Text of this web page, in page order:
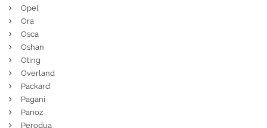
Opel
Ora
Osca
Oshan
Oting
Overland
Packard
Pagani
Panoz
Perodua